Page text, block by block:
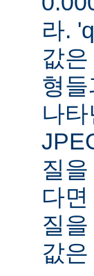
라.
값
형
나
질
다
질
값